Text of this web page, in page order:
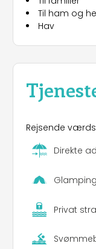
også
børn samt
supermarked,
garantere dig
Til ham og
Hav
Rejsende
Direkte
Glamping
Privat